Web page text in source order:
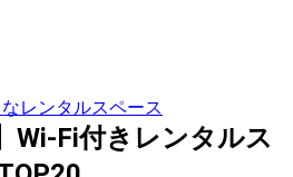
レンタルスペース
Wi-Fi付きレンタルス